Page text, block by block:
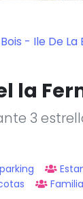
- Ile De
la
3
Familia